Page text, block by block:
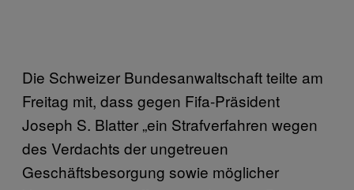
Die Schweizer Bundesanwaltschaft teilte am
Freitag mit, dass gegen Fifa-Präsident
Joseph S. Blatter „ein Strafverfahren wegen
des Verdachts der ungetreuen
Geschäftsbesorgung sowie möglicher